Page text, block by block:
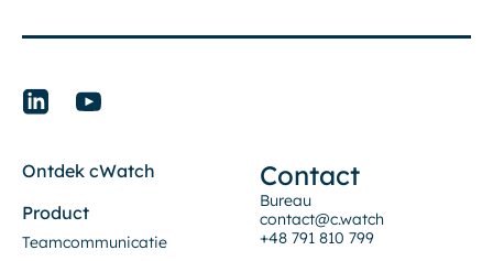
Ontdek cWatch
Product
Teamcommunicatie
Contact
Bureau
contact@c.watch
+48 791 810 799